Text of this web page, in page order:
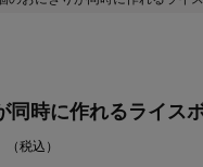
同時に作れるライス
（税込）
送料無料・返品引取無料！
元最大16倍！
ービスについて